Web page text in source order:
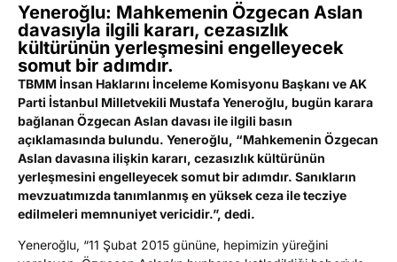
Yeneroğlu: Mahkemenin Özgecan Aslan
davasıyla ilgili kararı, cezasızlık
kültürünün yerleşmesini engelleyecek
somut bir adımdır.
TBMM İnsan Haklarını İnceleme Komisyonu Başkanı ve AK
Parti İstanbul Milletvekili Mustafa Yeneroğlu, bugün karara
bağlanan Özgecan Aslan davası ile ilgili basın
açıklamasında bulundu. Yeneroğlu, “Mahkemenin Özgecan
Aslan davasına ilişkin kararı, cezasızlık kültürünün
yerleşmesini engelleyecek somut bir adımdır. Sanıkların
mevzuatımızda tanımlanmış en yüksek ceza ile tecziye
edilmeleri memnuniyet vericidir.”, dedi.
Yeneroğlu, “11 Şubat 2015 gününe, hepimizin yüreğini